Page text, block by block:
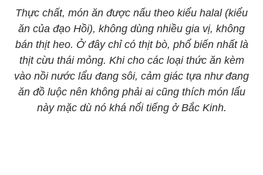
Thực chất, món ăn được nấu theo kiểu halal (kiểu
ăn của đạo Hồi), không dùng nhiều gia vị, không
bán thịt heo. Ở đây chỉ có thịt bò, phổ biến nhất là
thịt cừu thái mỏng. Khi cho các loại thức ăn kèm
vào nồi nước lẩu đang sôi, cảm giác tựa như đang
ăn đồ luộc nên không phải ai cũng thích món lẩu
này mặc dù nó khá nổi tiếng ở Bắc Kinh.